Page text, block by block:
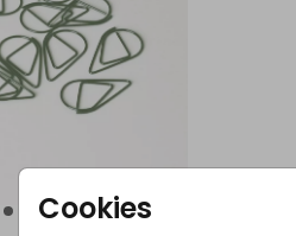
Cookies